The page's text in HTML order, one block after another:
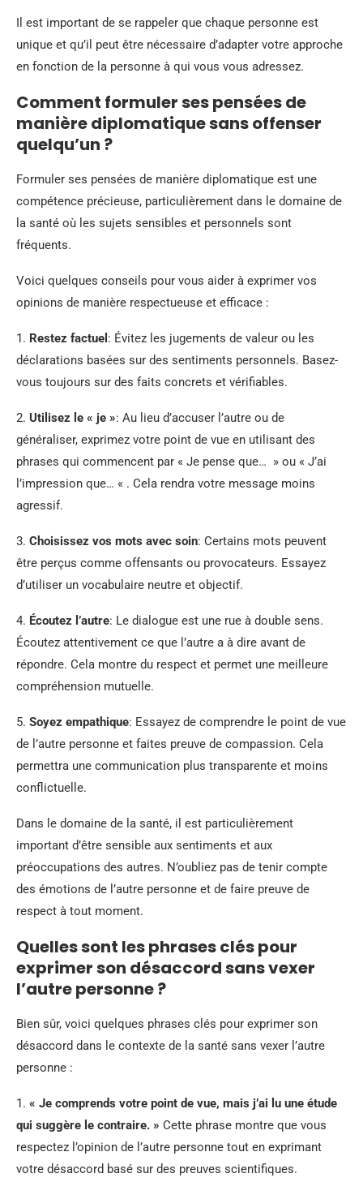
Il est important de se rappeler que chaque personne est
unique et qu’il peut être nécessaire d’adapter votre approche
en fonction de la personne à qui vous vous adressez.
Comment formuler ses pensées de
manière diplomatique sans offenser
quelqu’un ?
Formuler ses pensées de manière diplomatique est une
compétence précieuse, particulièrement dans le domaine de
la santé où les sujets sensibles et personnels sont
fréquents.
Voici quelques conseils pour vous aider à exprimer vos
opinions de manière respectueuse et efficace :
1. Restez factuel : Évitez les jugements de valeur ou les
déclarations basées sur des sentiments personnels. Basez-
vous toujours sur des faits concrets et vérifiables.
2. Utilisez le « je »: Au lieu d’accuser l’autre ou de
généraliser, exprimez votre point de vue en utilisant des
phrases qui commencent par « Je pense que… » ou « J’ai
l’impression que… « . Cela rendra votre message moins
agressif.
3. Choisissez vos mots avec soin: Certains mots peuvent
être perçus comme offensants ou provocateurs. Essayez
d’utiliser un vocabulaire neutre et objectif.
4. Écoutez l’autre: Le dialogue est une rue à double sens.
Écoutez attentivement ce que l’autre a à dire avant de
répondre. Cela montre du respect et permet une meilleure
compréhension mutuelle.
5. Soyez empathique: Essayez de comprendre le point de vue
de l’autre personne et faites preuve de compassion. Cela
permettra une communication plus transparente et moins
conflictuelle.
Dans le domaine de la santé, il est particulièrement
important d’être sensible aux sentiments et aux
préoccupations des autres. N’oubliez pas de tenir compte
des émotions de l’autre personne et de faire preuve de
respect à tout moment.
Quelles sont les phrases clés pour
exprimer son désaccord sans vexer
l’autre personne ?
Bien sûr, voici quelques phrases clés pour exprimer son
désaccord dans le contexte de la santé sans vexer l’autre
personne :
1. « Je comprends votre point de vue, mais j’ai lu une étude
qui suggère le contraire. » Cette phrase montre que vous
respectez l’opinion de l’autre personne tout en exprimant
votre désaccord basé sur des preuves scientifiques.